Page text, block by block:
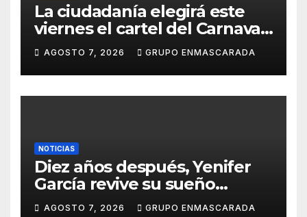
La ciudadanía elegirá este
viernes el cartel del Carnaval
de Las Palmas de Gran
Canaria 2027 en una gala
retransmitida por Televisión
Canaria
AGOSTO 7, 2026 GRUPO ENMASCARADA
NOTICIAS
Diez años después, Yenifer
García revive su sueño
carnavalero en el vídeo de
AGOSTO 7, 2026 GRUPO ENMASCARADA